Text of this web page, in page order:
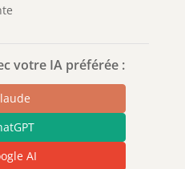
votre IA préférée :
AI